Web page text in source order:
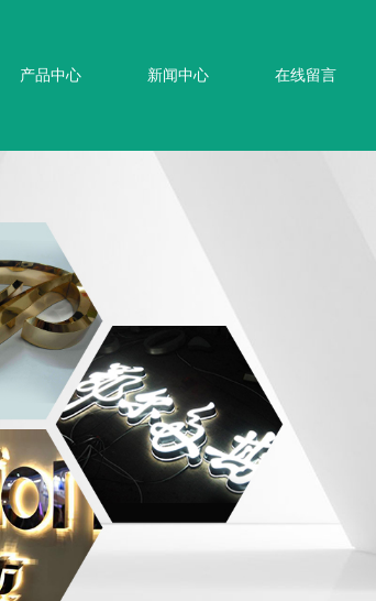
产品中心 新闻中心 在线留言